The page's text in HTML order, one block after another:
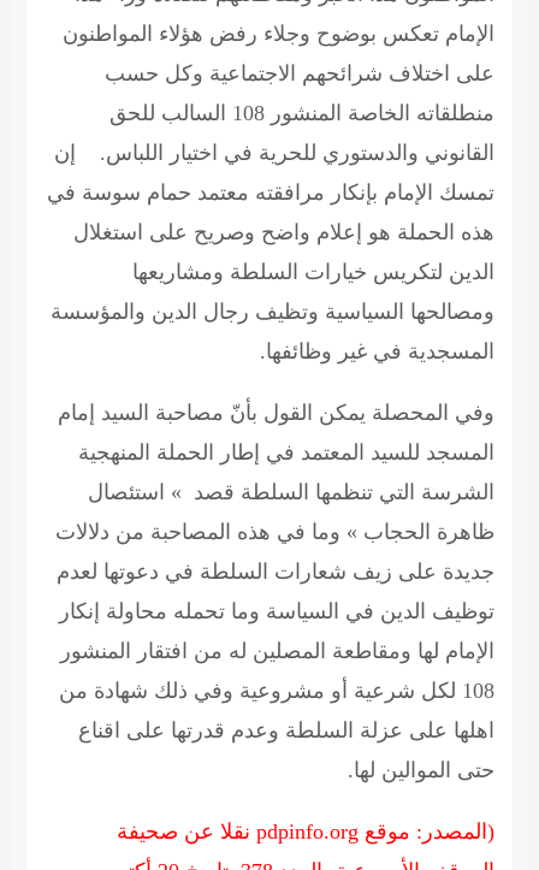
الإمام تعكس بوضوح وجلاء رفض هؤلاء المواطنون
على اختلاف شرائحهم الاجتماعية وكل حسب
منطلقاته الخاصة المنشور 108 السالب للحق
القانوني والدستوري للحرية في اختيار اللباس. إن
تمسك الإمام بإنكار مرافقته معتمد حمام سوسة في
هذه الحملة هو إعلام واضح وصريح على استغلال
الدين لتكريس خيارات السلطة ومشاريعها
ومصالحها السياسية وتظيف رجال الدين والمؤسسة
المسجدية في غير وظائفها.
وفي المحصلة يمكن القول بأنّ مصاحبة السيد إمام
المسجد للسيد المعتمد في إطار الحملة المنهجية
الشرسة التي تنظمها السلطة قصد » استئصال
ظاهرة الحجاب » وما في هذه المصاحبة من دلالات
جديدة على زيف شعارات السلطة في دعوتها لعدم
توظيف الدين في السياسة وما تحمله محاولة إنكار
الإمام لها ومقاطعة المصلين له من افتقار المنشور
108 لكل شرعية أو مشروعية وفي ذلك شهادة من
اهلها على عزلة السلطة وعدم قدرتها على اقناع
حتى الموالين لها.
(المصدر: موقع pdpinfo.org نقلا عن صحيفة